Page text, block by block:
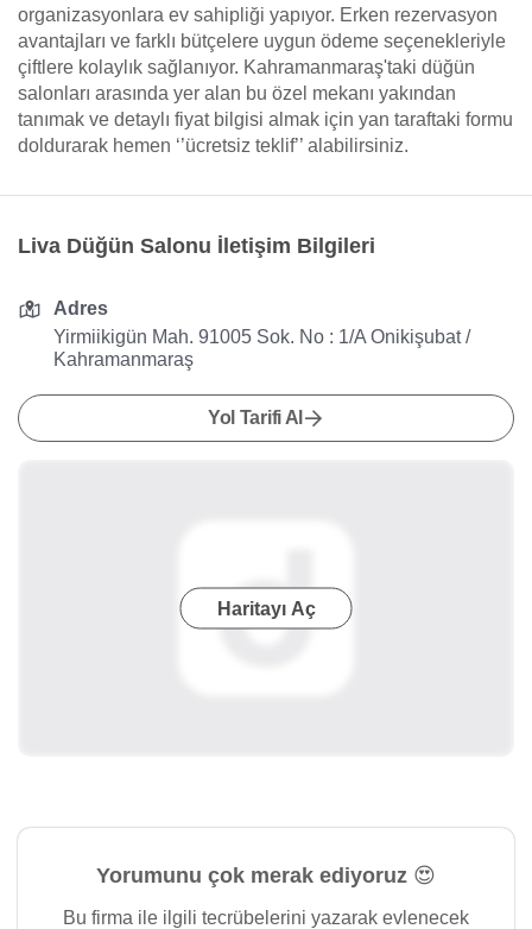
organizasyonlara ev sahipliği yapıyor. Erken rezervasyon
avantajları ve farklı bütçelere uygun ödeme seçenekleriyle
çiftlere kolaylık sağlanıyor. Kahramanmaraş'taki düğün
salonları arasında yer alan bu özel mekanı yakından
tanımak ve detaylı fiyat bilgisi almak için yan taraftaki formu
doldurarak hemen ‘’ücretsiz teklif’’ alabilirsiniz.
Liva Düğün Salonu İletişim Bilgileri
Adres
Yirmiikigün Mah. 91005 Sok. No : 1/A Onikişubat /
Kahramanmaraş
Yol Tarifi Al
Haritayı Aç
Yorumunu çok merak ediyoruz 😍
Bu firma ile ilgili tecrübelerini yazarak evlenecek